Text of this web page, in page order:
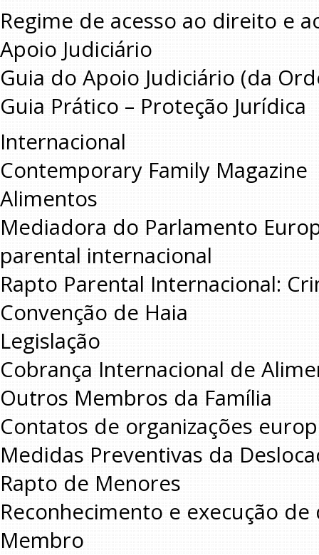
Regime de acesso ao direito e
Apoio Judiciário
Guia do Apoio Judiciário (da
Guia Prático – Proteção Jurídica
Internacional
Contemporary Family Magazine
Alimentos
Mediadora do Parlamento
parental internacional
Rapto Parental Internacional:
Convenção de Haia
Legislação
Cobrança Internacional de
Outros Membros da Família
Contatos de organizações
Medidas Preventivas da
Rapto de Menores
Reconhecimento e execução
Membro